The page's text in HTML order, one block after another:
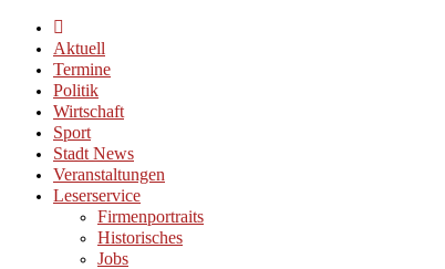
Aktuell
Termine
Politik
Wirtschaft
Sport
Stadt News
Veranstaltungen
Leserservice
Firmenportraits
Historisches
Jobs